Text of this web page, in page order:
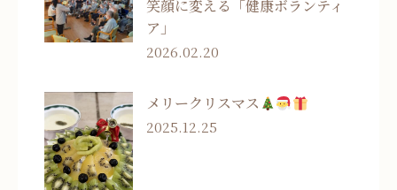
笑顔に変える「健康ボランティ
ア」
2026.02.20
メリークリスマス
2025.12.25